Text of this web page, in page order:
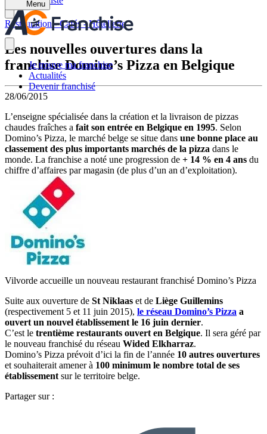
Menu
Je trouve ma franchise
Actualités
Devenir franchisé
Restauration - Cafés - Hôtellerie
Les nouvelles ouvertures dans la
franchise Domino’s Pizza en Belgique
28/06/2015
L’enseigne spécialisée dans la création et la livraison de pizzas
chaudes fraîches a fait son entrée en Belgique en 1995. Selon
Domino’s Pizza, le marché belge se situe dans une bonne place au
classement des plus importants marchés de la pizza dans le
monde. La franchise a noté une progression de + 14 % en 4 ans du
chiffre d’affaires par magasin (de plus d’un an d’exploitation).
Vilvorde accueille un nouveau restaurant franchisé Domino’s Pizza
Suite aux ouverture de St Niklaas et de Liège Guillemins
(respectivement 5 et 11 juin 2015), le réseau Domino’s Pizza a
ouvert un nouvel établissement le 16 juin dernier.
C’est le trentième restaurants ouvert en Belgique. Il sera géré par
le nouveau franchisé du réseau Wided Elkharraz.
Domino’s Pizza prévoit d’ici la fin de l’année 10 autres ouvertures
et souhaiterait amener à 100 minimum le nombre total de ses
établissement sur le territoire belge.
Partager sur :